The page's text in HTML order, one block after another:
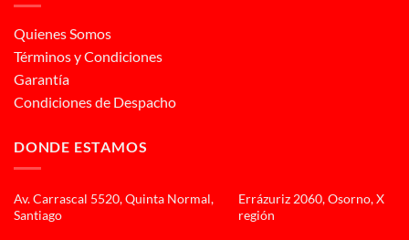
Quienes Somos
Términos y Condiciones
Garantía
Condiciones de Despacho
DONDE ESTAMOS
Av. Carrascal 5520, Quinta Normal,
Santiago
Errázuriz 2060, Osorno, X
región